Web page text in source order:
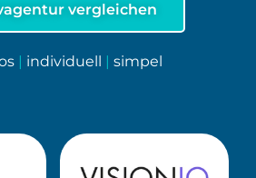
vergleichen
| individuell | simpel